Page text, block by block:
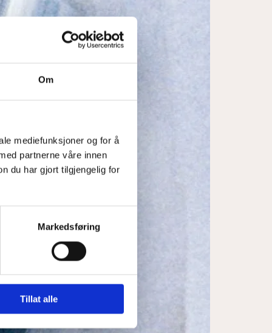
Om
mediefunksjoner og for å
partnerne våre innen
du har gjort tilgjengelig for
Markedsføring
Tillat alle